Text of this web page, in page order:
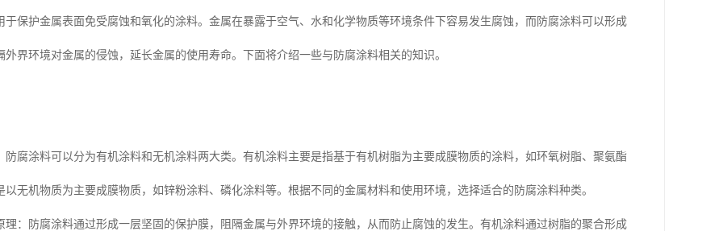
于保护金属表面免受腐蚀和氧化的涂料。金属在暴露于空气、水和化学物质等环境条件下容易发生腐蚀，而防腐涂料可以形成
外界环境对金属的侵蚀，延长金属的使用寿命。下面将介绍一些与防腐涂料相关的知识。
防腐涂料可以分为有机涂料和无机涂料两大类。有机涂料主要是指基于有机树脂为主要成膜物质的涂料，如环氧树脂、聚氨酯
以无机物质为主要成膜物质，如锌粉涂料、磷化涂料等。根据不同的金属材料和使用环境，选择适合的防腐涂料种类。
理：防腐涂料通过形成一层坚固的保护膜，阻隔金属与外界环境的接触，从而防止腐蚀的发生。有机涂料通过树脂的聚合形成